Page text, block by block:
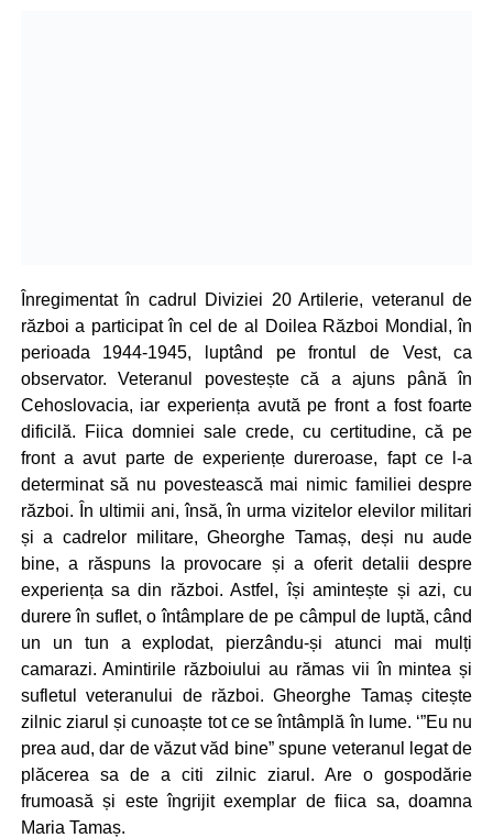
Înregimentat în cadrul Diviziei 20 Artilerie, veteranul de
război a participat în cel de al Doilea Război Mondial, în
perioada 1944-1945, luptând pe frontul de Vest, ca
observator. Veteranul povestește că a ajuns până în
Cehoslovacia, iar experiența avută pe front a fost foarte
dificilă. Fiica domniei sale crede, cu certitudine, că pe
front a avut parte de experiențe dureroase, fapt ce l-a
determinat să nu povestească mai nimic familiei despre
război. În ultimii ani, însă, în urma vizitelor elevilor militari
și a cadrelor militare, Gheorghe Tamaș, deși nu aude
bine, a răspuns la provocare și a oferit detalii despre
experiența sa din război. Astfel, își amintește și azi, cu
durere în suflet, o întâmplare de pe câmpul de luptă, când
un un tun a explodat, pierzându-și atunci mai mulți
camarazi. Amintirile războiului au rămas vii în mintea și
sufletul veteranului de război. Gheorghe Tamaș citește
zilnic ziarul și cunoaște tot ce se întâmplă în lume. ‘”Eu nu
prea aud, dar de văzut văd bine” spune veteranul legat de
plăcerea sa de a citi zilnic ziarul. Are o gospodărie
frumoasă și este îngrijit exemplar de fiica sa, doamna
Maria Tamaș.